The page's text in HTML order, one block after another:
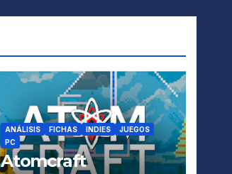
ANÁLISIS FICHAS INDIES
JUEGOS
PC
Atomcraft